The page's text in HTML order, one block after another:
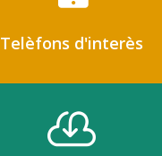
Telèfons d'interès
